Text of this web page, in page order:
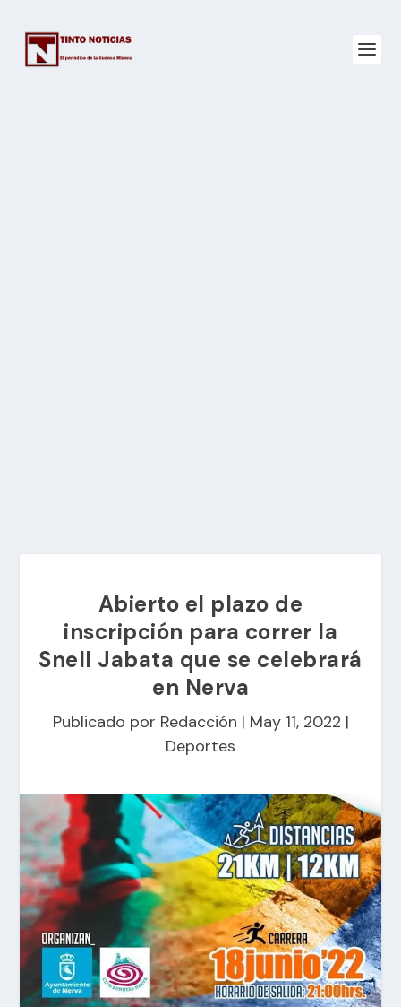
Abierto el plazo de
inscripción para correr la
Snell Jabata que se celebrará
en Nerva
Publicado por Redacción | May 11, 2022 |
Deportes